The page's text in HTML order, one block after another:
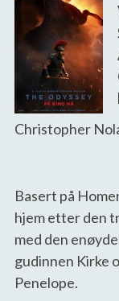
Christopher
Basert på
hjem etter den
med den
gudinnen Kirke
Penelope.